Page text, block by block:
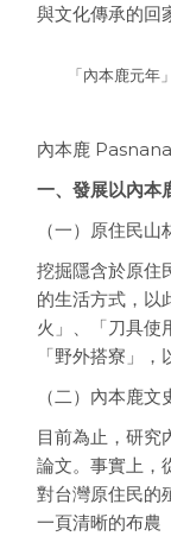
與文化傳承的回
「內本鹿元年
內本鹿
一、發展以內本
（一）原住民
挖掘隱含於原住
的生活方式，以
火」、「刀具使
「野外搭寮」
（二）內本鹿文
目前為止，研究
論文。事實上，
對台灣原住民的
一頁清晰的布農